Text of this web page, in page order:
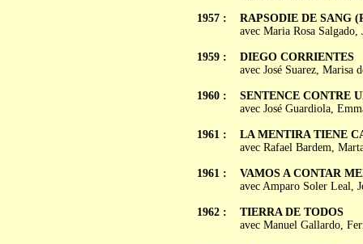
1957 :
1959 :
1960 :
1961 :
1961 :
1962 :
RAPSODIE DE SANG
avec Maria Rosa
DIEGO CORRIENTES
avec José Suarez, Marisa
SENTENCE CONTRE
avec José Guardiola,
LA MENTIRA TIENE
avec Rafael Bardem,
VAMOS A CONTAR
avec Amparo Soler Leal,
TIERRA DE TODOS
avec Manuel Gallardo,